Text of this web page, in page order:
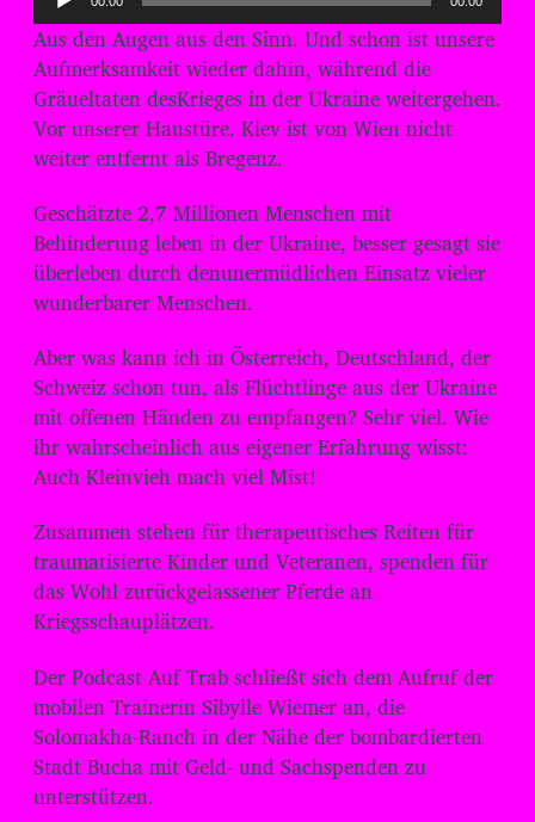
u
d
i
o
-
l
a
y
e
r
Aus den Augen aus den Sinn. Und schon ist unsere
Aufmerksamkeit wieder dahin, während die
Gräueltaten desKrieges in der Ukraine weitergehen.
Vor unserer Haustüre. Kiev ist von Wien nicht
weiter entfernt als Bregenz.
Geschätzte 2,7 Millionen Menschen mit
Behinderung leben in der Ukraine, besser gesagt sie
überleben durch denunermüdlichen Einsatz vieler
wunderbarer Menschen.
Aber was kann ich in Österreich, Deutschland, der
Schweiz schon tun, als Flüchtlinge aus der Ukraine
mit offenen Händen zu empfangen? Sehr viel. Wie
ihr wahrscheinlich aus eigener Erfahrung wisst:
Auch Kleinvieh mach viel Mist!
Zusammen stehen für therapeutisches Reiten für
traumatisierte Kinder und Veteranen, spenden für
das Wohl zurückgelassener Pferde an
Kriegsschauplätzen.
Der Podcast Auf Trab schließt sich dem Aufruf der
mobilen Trainerin Sibylle Wiemer an, die
Solomakha-Ranch in der Nähe der bombardierten
Stadt Bucha mit Geld- und Sachspenden zu
unterstützen.